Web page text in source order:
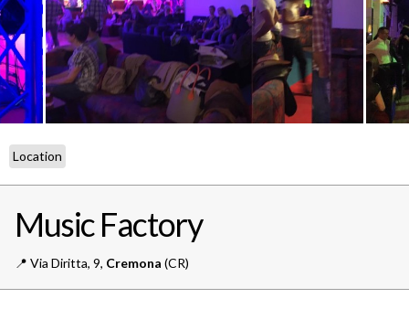
Location
Music Factory
📍️ Via Diritta, 9, Cremona (CR)